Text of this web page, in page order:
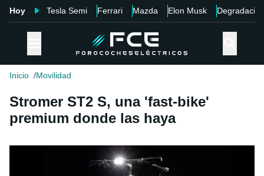
Hoy Tesla Semi Ferrari Mazda Elon Musk Degradación
Inicio Movilidad
Stromer ST2 S, una 'fast-bike'
premium donde las haya